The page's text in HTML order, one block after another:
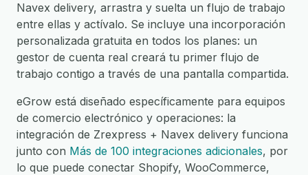
Navex delivery, arrastra y suelta un flujo de trabajo
entre ellas y actívalo. Se incluye una incorporación
personalizada gratuita en todos los planes: un
gestor de cuenta real creará tu primer flujo de
trabajo contigo a través de una pantalla compartida.
eGrow está diseñado específicamente para equipos
de comercio electrónico y operaciones: la
integración de Zrexpress + Navex delivery funciona
junto con Más de 100 integraciones adicionales, por
lo que puede conectar Shopify, WooCommerce,